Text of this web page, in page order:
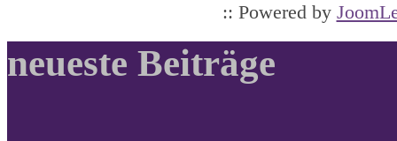
:: Powered by
neueste Beiträge